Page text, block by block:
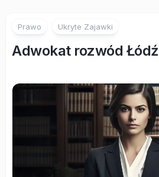
Prawo Ukryte Zajawki
Adwokat rozwód Łódź